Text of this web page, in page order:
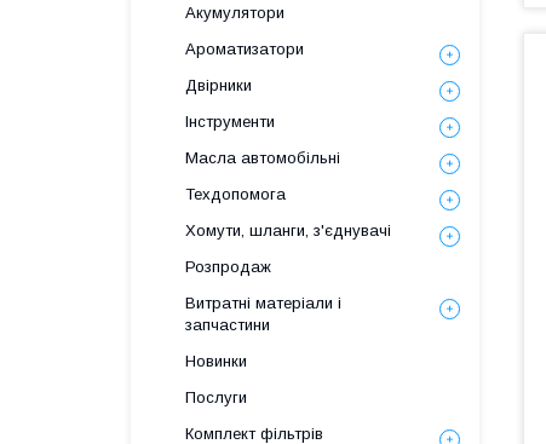
Акумулятори
Ароматизатори
Двірники
Інструменти
Масла автомобільні
Техдопомога
Хомути, шланги, з'єднувачі
Розпродаж
Витратні матеріали і
запчастини
Новинки
Послуги
Комплект фільтрів